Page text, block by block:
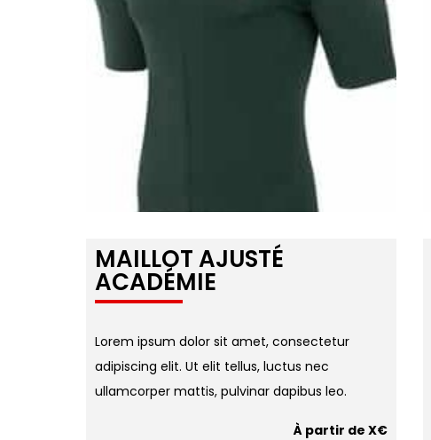
MAILLOT AJUSTÉ
ACADÉMIE
Lorem ipsum dolor sit amet, consectetur
adipiscing elit. Ut elit tellus, luctus nec
ullamcorper mattis, pulvinar dapibus leo.
À partir de X€